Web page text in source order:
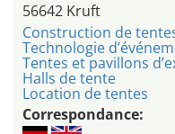
56642 Kruft
Construction de
Technologie
Tentes et pavillons
Halls de tente
Location de tentes
Correspondance: